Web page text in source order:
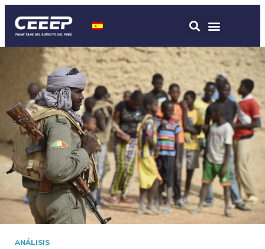
ANÁLISIS